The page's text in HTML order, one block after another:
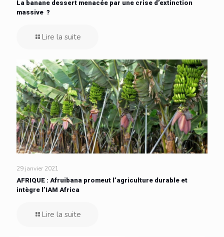
La banane dessert menacée par une crise d’extinction
massive ?
Lire la suite
29 janvier 2021
AFRIQUE : Afruibana promeut l’agriculture durable et
intègre l’IAM Africa
Lire la suite